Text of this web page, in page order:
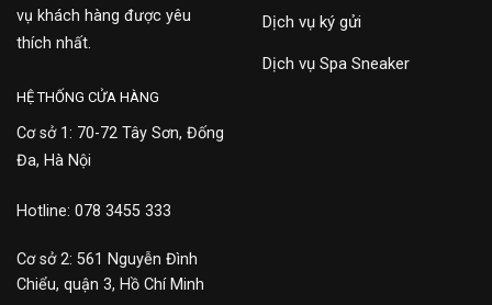
vụ khách hàng được yêu
thích nhất.
Dịch vụ ký gửi
Dịch vụ Spa Sneaker
HỆ THỐNG CỬA HÀNG
Cơ sở 1: 70-72 Tây Sơn, Đống
Đa, Hà Nội
Hotline: 078 3455 333
Cơ sở 2: 561 Nguyễn Đình
Chiểu, quận 3, Hồ Chí Minh